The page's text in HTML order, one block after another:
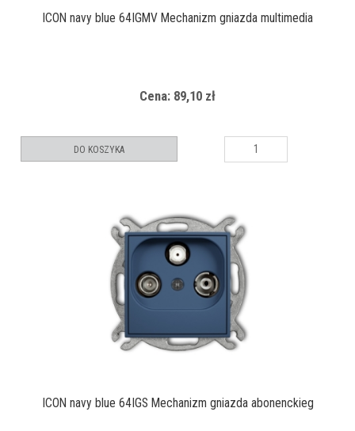
ICON navy blue 64IGMV Mechanizm gniazda multimedia
Cena: 89,10 zł
DO KOSZYKA
ICON navy blue 64IGS Mechanizm gniazda abonenckieg